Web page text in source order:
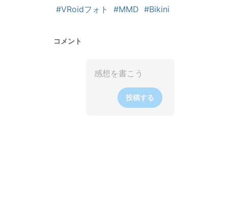
#VRoidフォト #MMD #Bikini
コメント
投稿する